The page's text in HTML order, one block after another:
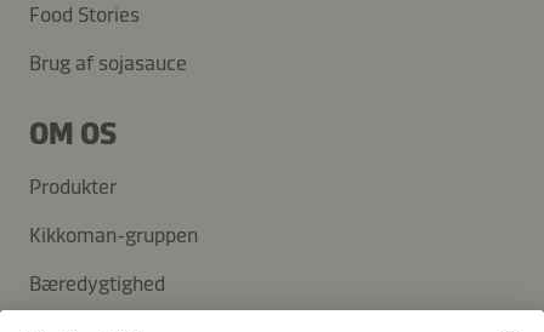
Food Stories
Brug af sojasauce
OM OS
Produkter
Kikkoman-gruppen
Bæredygtighed